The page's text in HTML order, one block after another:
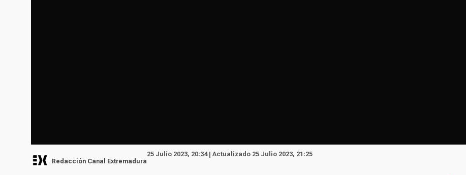
Redacción Canal Extremadura
25 Julio 2023, 20:34 | Actualizado 25 Julio 2023, 21:25